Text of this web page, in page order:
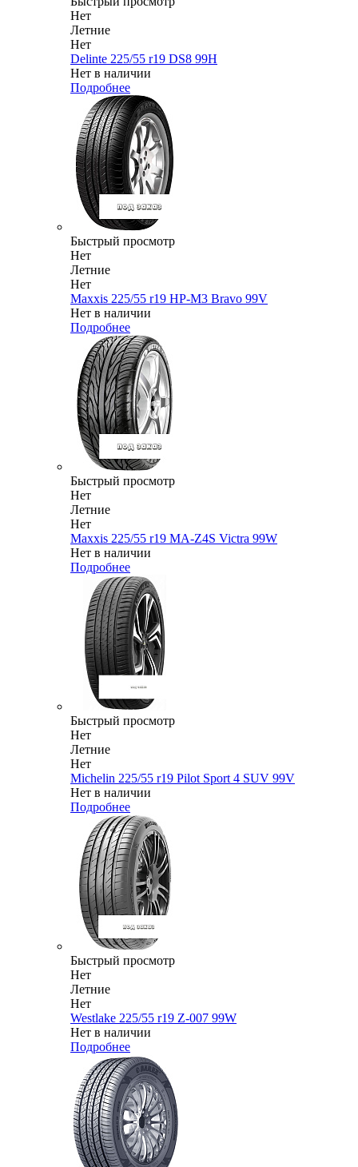
Нет
Летние
Нет
Delinte 225/55 r19 DS8 99H
Нет в наличии
Подробнее
Быстрый просмотр
Нет
Летние
Нет
Maxxis 225/55 r19 HP-M3 Bravo 99V
Нет в наличии
Подробнее
Быстрый просмотр
Нет
Летние
Нет
Maxxis 225/55 r19 MA-Z4S Victra 99W
Нет в наличии
Подробнее
Быстрый просмотр
Нет
Летние
Нет
Michelin 225/55 r19 Pilot Sport 4 SUV 99V
Нет в наличии
Подробнее
Быстрый просмотр
Нет
Летние
Нет
Westlake 225/55 r19 Z-007 99W
Нет в наличии
Подробнее